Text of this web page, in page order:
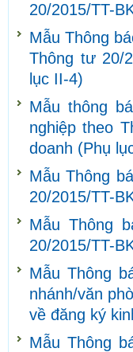
20/2015/TT-
Mẫu Thông
Thông tư 20/
lục II-4)
Mẫu thông
nghiệp theo
doanh (Phụ
Mẫu Thông
20/2015/TT-
Mẫu Thông
20/2015/TT-
Mẫu Thông
nhánh/văn
về đăng ký
Mẫu Thông